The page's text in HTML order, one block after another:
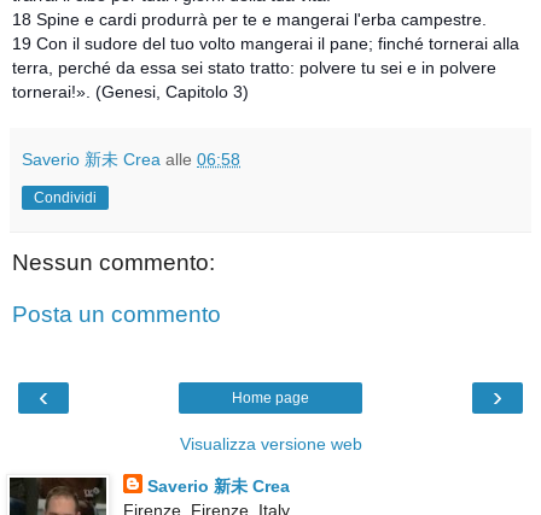
18 Spine e cardi produrrà per te e mangerai l'erba campestre.
19 Con il sudore del tuo volto mangerai il pane; finché tornerai alla
terra, perché da essa sei stato tratto: polvere tu sei e in polvere
tornerai!». (Genesi, Capitolo 3)
Saverio 新未 Crea alle 06:58
Condividi
Nessun commento:
Posta un commento
‹ ›
Home page
Visualizza versione web
Saverio 新未 Crea
Firenze, Firenze, Italy